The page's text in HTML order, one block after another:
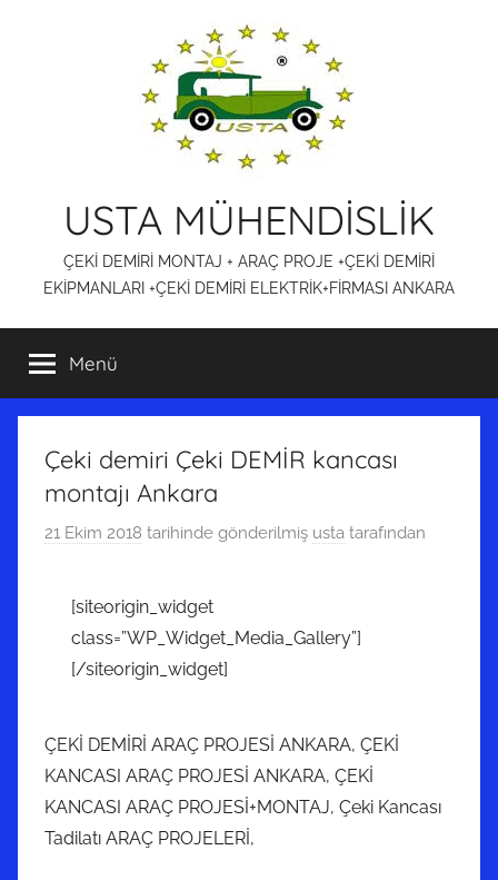
USTA MÜHENDİSLİK
ÇEKİ DEMİRİ MONTAJ + ARAÇ PROJE +ÇEKİ DEMİRİ
EKİPMANLARI +ÇEKİ DEMİRİ ELEKTRİK+FİRMASI ANKARA
Menü
Çeki demiri Çeki DEMİR kancası
montajı Ankara
21 Ekim 2018 tarihinde gönderilmiş usta tarafından
[siteorigin_widget
class=”WP_Widget_Media_Gallery”]
[/siteorigin_widget]
ÇEKİ DEMİRİ ARAÇ PROJESİ ANKARA, ÇEKİ
KANCASI ARAÇ PROJESİ ANKARA, ÇEKİ
KANCASI ARAÇ PROJESİ+MONTAJ, Çeki Kancası
Tadilatı ARAÇ PROJELERİ,